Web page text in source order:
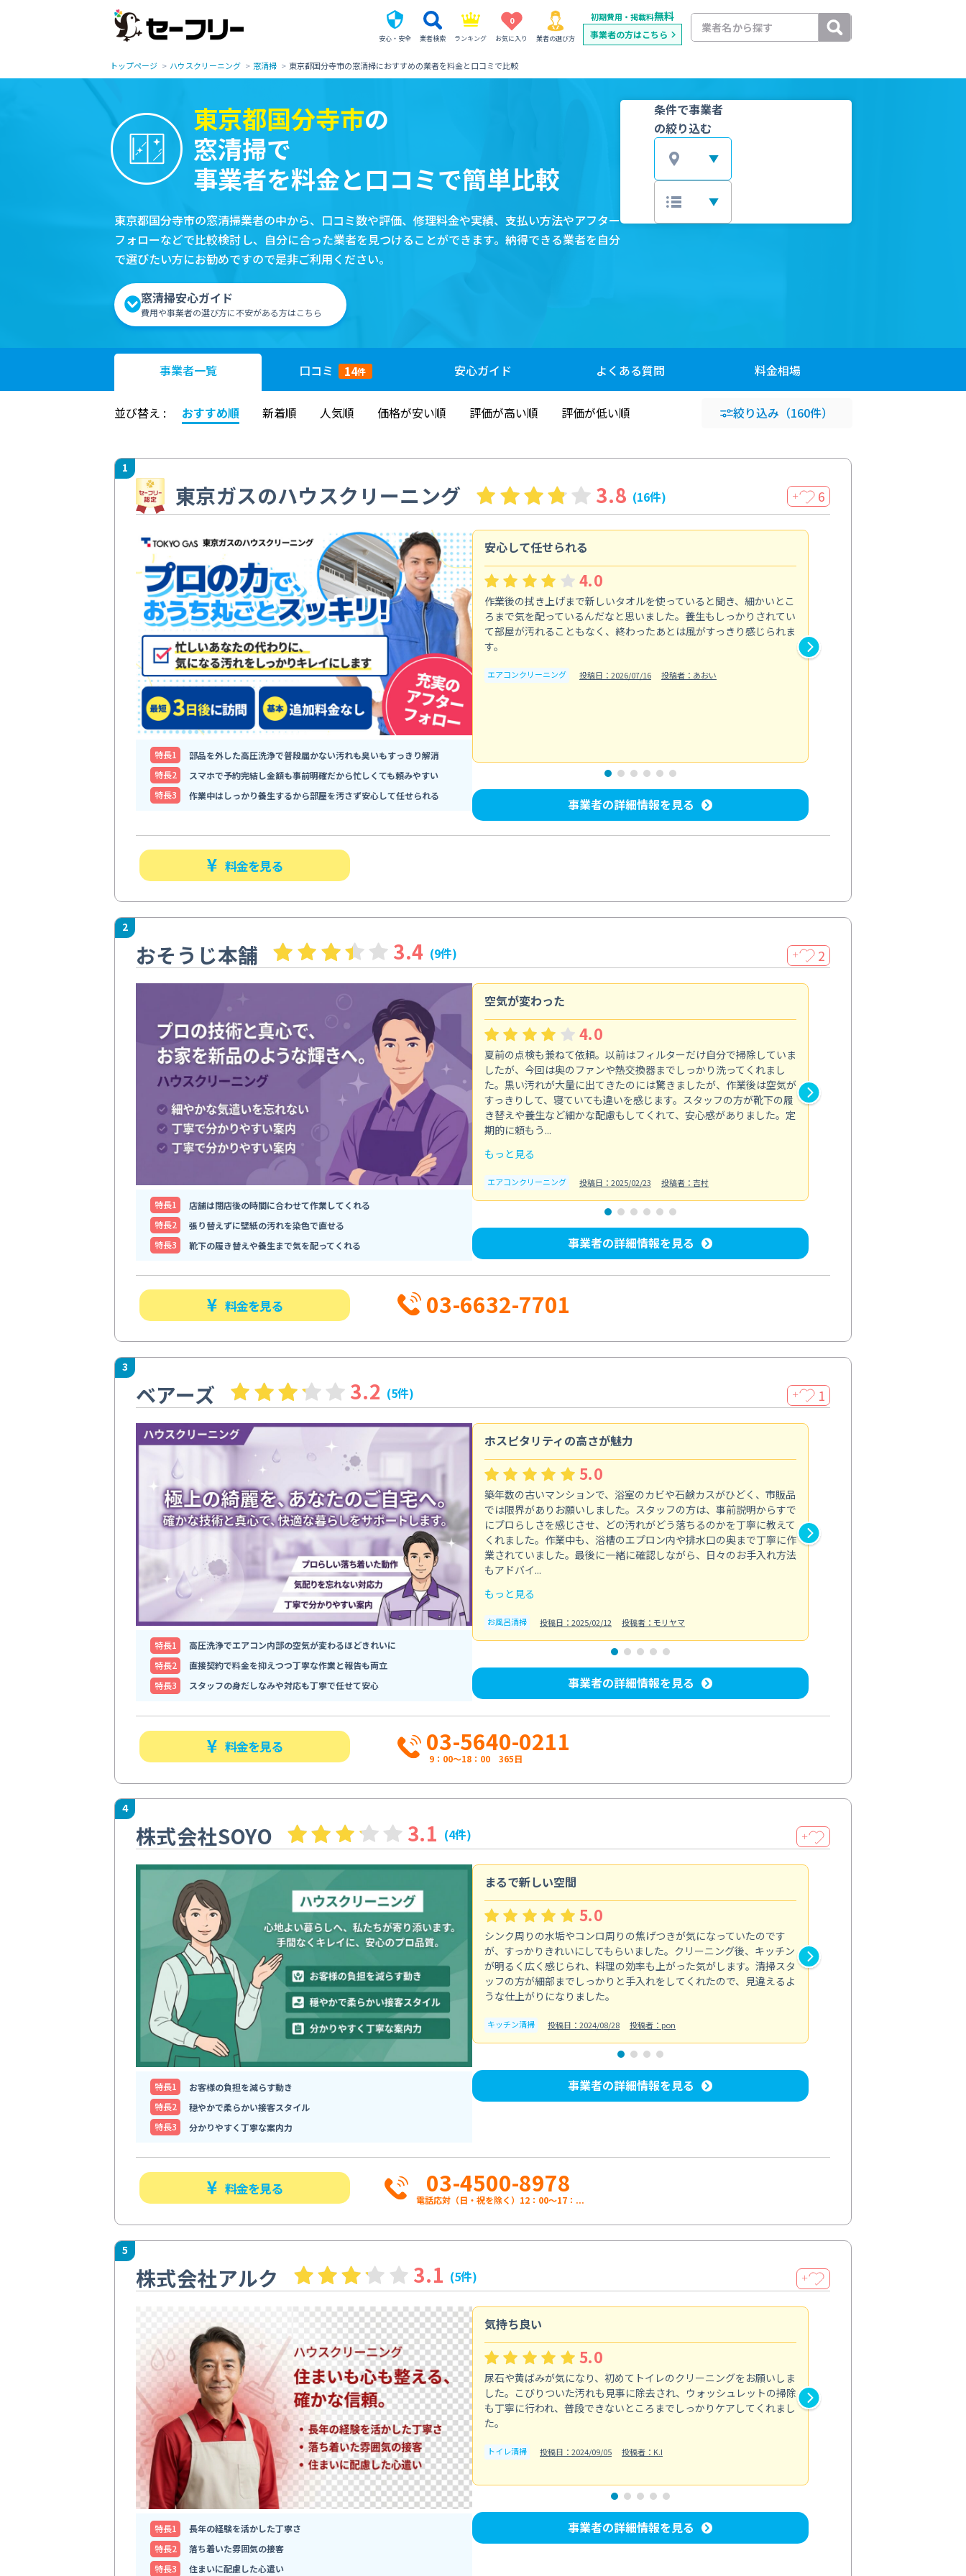
安心・安全 業者検索 ランキング
0
お気に入り 業者の選び方
初期費用・掲載料無料
事業者の方はこちら
トップページ ハウスクリーニング 窓清掃 東京都国分寺市の窓清掃におすすめの業者を料金と口コミで比較
東京都国分寺市の
窓清掃で
事業者を料金と口コミで簡単比較
東京都国分寺市の窓清掃業者の中から、口コミ数や評価、修理料金や実績、支払い方法やアフター
フォローなどで比較検討し、自分に合った業者を見つけることができます。納得できる業者を自分
で選びたい方にお勧めですので是非ご利用ください。
窓清掃安心ガイド
費用や事業者の選び方に不安がある方はこちら
条件で事業者
の絞り込む
事業者一覧 口コミ 14件 安心ガイド よくある質問 料金相場
並び替え : おすすめ順 新着順 人気順 価格が安い順 評価が高い順 評価が低い順 絞り込み （160件）
1
東京ガスのハウスクリーニング 3.8 (16件) ＋ 6
特⻑1
部品を外した高圧洗浄で普段届かない汚れも臭いもすっきり解消
特⻑2
スマホで予約完結し金額も事前明確だから忙しくても頼みやすい
特⻑3
作業中はしっかり養生するから部屋を汚さず安心して任せられる
安心して任せられる
4.0
作業後の拭き上げまで新しいタオルを使っていると聞き、細かいとこ
ろまで気を配っているんだなと思いました。養生もしっかりされてい
て部屋が汚れることもなく、終わったあとは風がすっきり感じられま
す。
エアコンクリーニング 投稿日：2026/07/16 投稿者：あおい
事業者の詳細情報を見る
料金を見る
2
おそうじ本舗 3.4 (9件) ＋ 2
特⻑1
店舗は閉店後の時間に合わせて作業してくれる
特⻑2
張り替えずに壁紙の汚れを染色で直せる
特⻑3
靴下の履き替えや養生まで気を配ってくれる
空気が変わった
4.0
夏前の点検も兼ねて依頼。以前はフィルターだけ自分で掃除していま
したが、今回は奥のファンや熱交換器までしっかり洗ってくれまし
た。黒い汚れが大量に出てきたのには驚きましたが、作業後は空気が
すっきりして、寝ていても違いを感じます。スタッフの方が靴下の履
き替えや養生など細かな配慮もしてくれて、安心感がありました。定
期的に頼もう...
もっと見る
エアコンクリーニング 投稿日：2025/02/23 投稿者：吉村
事業者の詳細情報を見る
料金を見る 03-6632-7701
3
ベアーズ 3.2 (5件) ＋ 1
特⻑1
高圧洗浄でエアコン内部の空気が変わるほどきれいに
特⻑2
直接契約で料金を抑えつつ丁寧な作業と報告も両立
特⻑3
スタッフの身だしなみや対応も丁寧で任せて安心
ホスピタリティの高さが魅力
5.0
築年数の古いマンションで、浴室のカビや石鹸カスがひどく、市販品
では限界がありお願いしました。スタッフの方は、事前説明からすで
にプロらしさを感じさせ、どの汚れがどう落ちるのかを丁寧に教えて
くれました。作業中も、浴槽のエプロン内や排水口の奥まで丁寧に作
業されていました。最後に一緒に確認しながら、日々のお手入れ方法
もアドバイ...
もっと見る
お風呂清掃 投稿日：2025/02/12 投稿者：モリヤマ
事業者の詳細情報を見る
料金を見る 03-5640-0211
9：00～18：00 365日
4
株式会社SOYO 3.1 (4件) ＋
特⻑1
お客様の負担を減らす動き
特⻑2
穏やかで柔らかい接客スタイル
特⻑3
分かりやすく丁寧な案内力
まるで新しい空間
5.0
シンク周りの水垢やコンロ周りの焦げつきが気になっていたのです
が、すっかりきれいにしてもらいました。クリーニング後、キッチン
が明るく広く感じられ、料理の効率も上がった気がします。清掃スタ
ッフの方が細部までしっかりと手入れをしてくれたので、見違えるよ
うな仕上がりになりました。
キッチン清掃 投稿日：2024/08/28 投稿者：pon
事業者の詳細情報を見る
料金を見る 03-4500-8978
電話応対（日・祝を除く）12：00～17：...
5
株式会社アルク 3.1 (5件) ＋
特⻑1
長年の経験を活かした丁寧さ
特⻑2
落ち着いた雰囲気の接客
特⻑3
住まいに配慮した心遣い
気持ち良い
5.0
尿石や黄ばみが気になり、初めてトイレのクリーニングをお願いしま
した。こびりついた汚れも見事に除去され、ウォッシュレットの掃除
も丁寧に行われ、普段できないところまでしっかりケアしてくれまし
た。
トイレ清掃 投稿日：2024/09/05 投稿者：K.I
事業者の詳細情報を見る